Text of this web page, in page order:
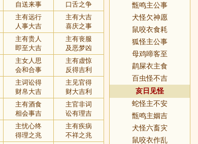
自送来事
口舌之争
主有远行
人事大吉
主有大吉
喜庆之事
主有贵人
即至大吉
主有丧服
及恶梦凶
主女人思
会和合事
主有虚惊
反得吉利
主词讼得
财帛大吉
主见官得
财大吉利
主有酒食
相会事吉
主官非词
讼有理吉
主忧心终
得理之兆
主有疾病
不祥之兆
甑鸣主公事
犬怪欠神愿
鼠咬衣食耗
狐怪主公事
母鸡啼客至
鹋屎衣主食
百虫怪不吉
亥日见怪
蛇怪主不安
甑鸣主姻吉
犬怪六畜灾
鼠咬衣作乱